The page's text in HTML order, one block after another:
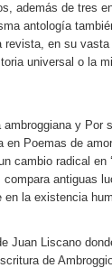
además de tres
antología
en su
universal o la
y Por
Poemas de
radical en
antiguas
la existencia
Juan Liscano
de